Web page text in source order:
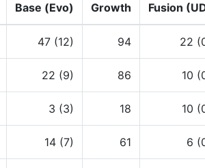
Base (Evo) Growth Fusion
47 (12) 94 22
22 (9) 86 10
3 (3) 18 10
14 (7) 61 6